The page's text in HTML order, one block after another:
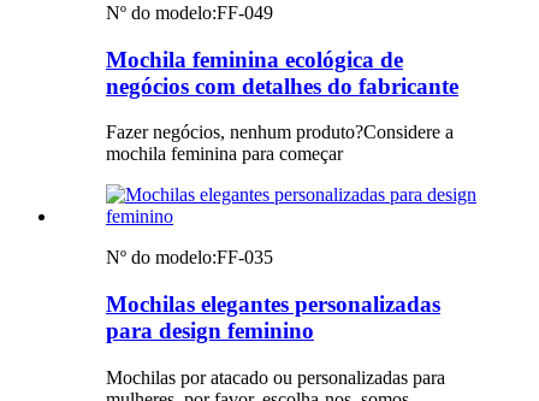
Nº do modelo:FF-049
Mochila feminina ecológica de
negócios com detalhes do fabricante
Fazer negócios, nenhum produto?Considere a
mochila feminina para começar
Nº do modelo:FF-035
Mochilas elegantes personalizadas
para design feminino
Mochilas por atacado ou personalizadas para